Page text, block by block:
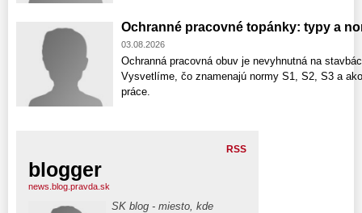
Ochranné pracovné topánky: typy a
03.08.2026
Ochranná pracovná obuv je nevyhnutná na
Vysvetlíme, čo znamenajú normy S1, S2, S3 a
práce.
RSS
blogger
news.blog.pravda.sk
SK blog - miesto, kde